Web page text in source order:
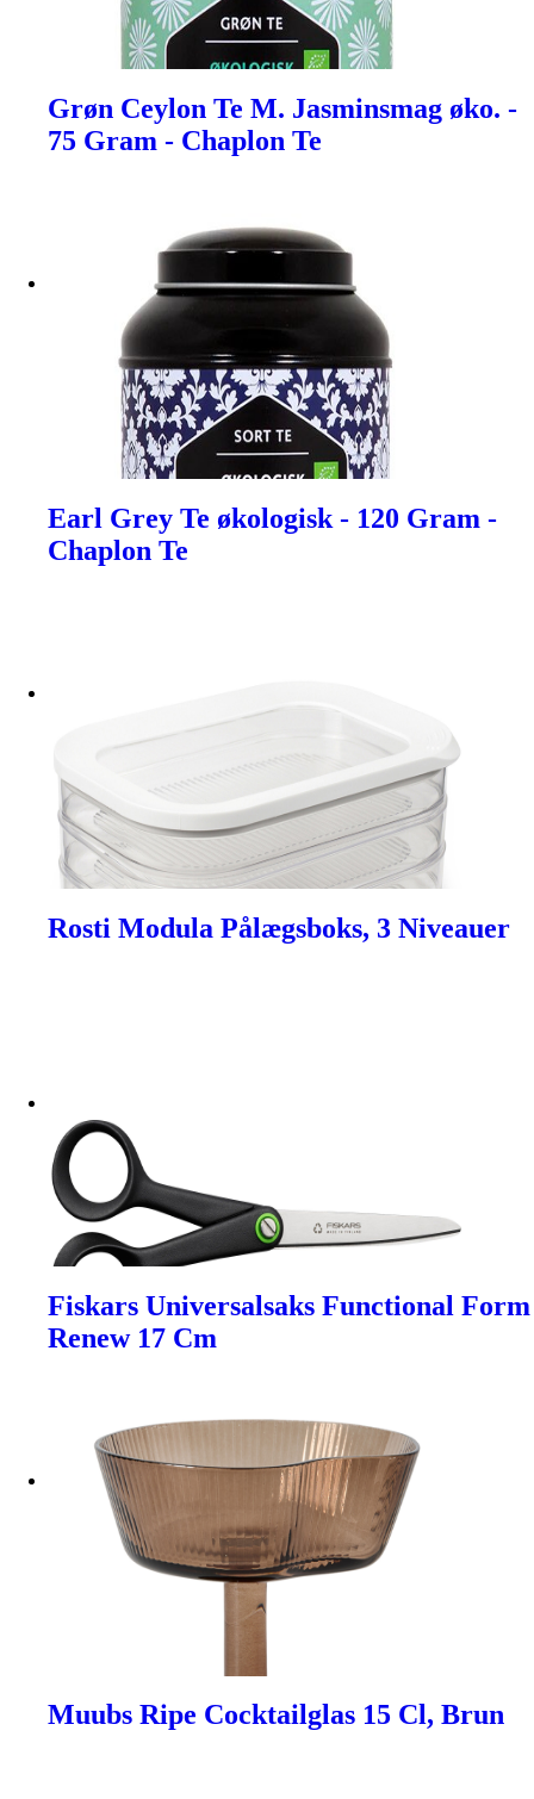
Grøn Ceylon Te M. Jasminsmag øko. -
75 Gram - Chaplon Te
Earl Grey Te økologisk - 120 Gram -
Chaplon Te
Rosti Modula Pålægsboks, 3 Niveauer
Fiskars Universalsaks Functional Form
Renew 17 Cm
Muubs Ripe Cocktailglas 15 Cl, Brun